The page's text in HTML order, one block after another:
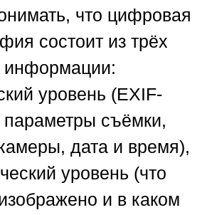
что цифровая
состоит из трёх
информации:
уровень (EXIF-
съёмки,
дата и время),
уровень (что
и в каком